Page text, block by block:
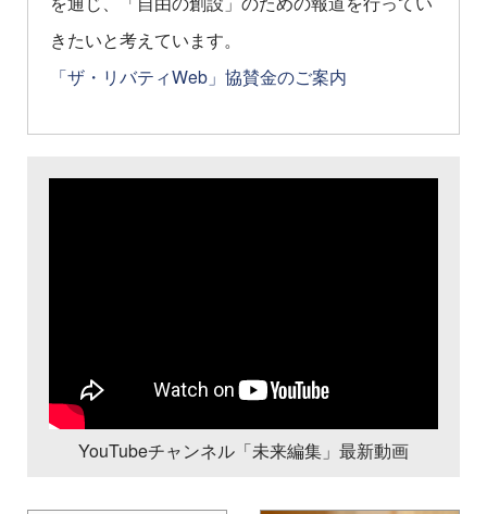
きたいと考えています。
「ザ・リバティWeb」協賛金のご案内
YouTubeチャンネル「未来編集」最新動画